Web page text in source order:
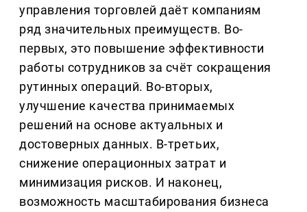
управления торговлей даёт компаниям
ряд значительных преимуществ. Во-
первых, это повышение эффективности
работы сотрудников за счёт сокращения
рутинных операций. Во-вторых,
улучшение качества принимаемых
решений на основе актуальных и
достоверных данных. В-третьих,
снижение операционных затрат и
минимизация рисков. И наконец,
возможность масштабирования бизнеса